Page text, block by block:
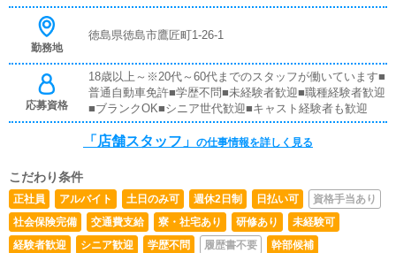
はボタンを押すだけや、ブログの更新時に簡単に文字が入
きます。■清掃・備品管理お客様やキャストの方に快適に
お過ごしいただくため、店内の清掃や備品の管理・補充を
行っていただきます。
勤務地
徳島県徳島市鷹匠町1-26-1
応募資格
18歳以上～※20代～60代までのスタッフが働いています■
普通自動車免許■学歴不問■未経験者歓迎■職種経験者歓迎
■ブランクOK■シニア世代歓迎■キャスト経験者も歓迎
「店舗スタッフ」 の仕事情報を詳しく見る
こだわり条件
正社員 アルバイト 土日のみ可 週休2日制 日払い可
資格手当あり
社会保険完備
交通費支給 寮・社宅あり 研修あり
未経験可
経験者歓迎
シニア歓迎 学歴不問 履歴書不要
幹部候補